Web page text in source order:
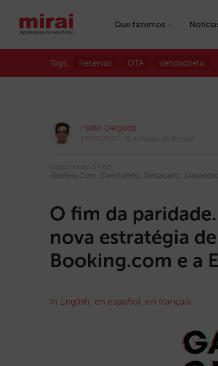
Que fazemos
Tags: Reservas OTA Vendadireta
Pablo Delgado
12/09/2022 8 minutos de lectura
Etiquetas do artigo:
Booking.com
Canaldireto Destacado
O fim da
nova estratégia
Booking.com e a
In English, en español, en français.